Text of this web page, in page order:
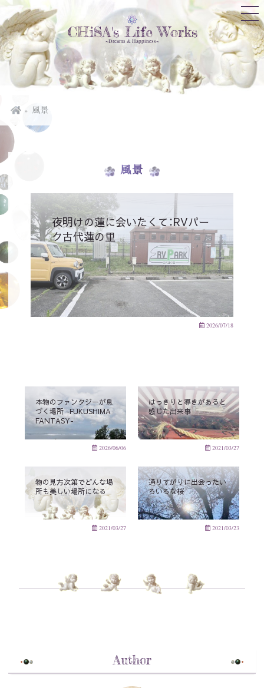
CHiSA's Life Works
~Dreams & Happiness~
風景
風景
夜明けの蓮に会いたくて：RVパー
ク古代蓮の里
2026/07/18
本物のファンタジーが息
づく場所 -FUKUSHIMA
FANTASY-
2026/06/06
はっきりと導きがあると
感じた出来事
2021/03/27
物の見方次第でどんな場
所も美しい場所になる
2021/03/27
通りすがりに出会ったい
ろいろな桜
2021/03/23
Author